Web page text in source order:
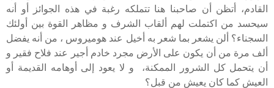
القادم، أتظن أن صاحبنا هنا تتملكه رغبة في هذه الجوائز أو أنه
سيحسد من اكتملت لهم ألقاب الشرف و مظاهر القوة بين أولئك
السجناء؟ ألن يشعر بما شعر به أخيل عند هوميروس ، من أنه يفضل
ألف مرة من أن يكون على الأرض مجرد خادم أجير عند فلاح فقير و
أن يتحمل كل الشرور الممكنة، و لا يعود إلى أوهامه القديمة أو
العيش كما كان يعيش من قبل؟